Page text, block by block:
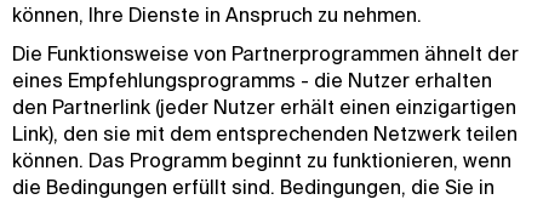
können, Ihre Dienste in Anspruch zu nehmen.
Die Funktionsweise von Partnerprogrammen ähnelt der
eines Empfehlungsprogramms - die Nutzer erhalten
den Partnerlink (jeder Nutzer erhält einen einzigartigen
Link), den sie mit dem entsprechenden Netzwerk teilen
können. Das Programm beginnt zu funktionieren, wenn
die Bedingungen erfüllt sind. Bedingungen, die Sie in